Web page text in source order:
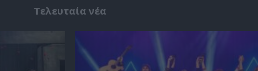
Τελευταία νέα